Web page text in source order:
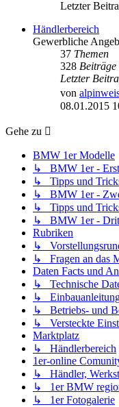
Letzter
Händlerbereich
Gewerbliche
37 Themen
328 Beiträge
Letzter
von
08.01.2015
Gehe zu
BMW 1er Modelle
↳ BMW 1er -
↳ Tipps und
↳ BMW 1er -
↳ Tipps und
↳ BMW 1er -
Rubriken
↳
↳ Fragen an das
Daten Facts und
↳ Technische
↳
↳ Betriebs- und
↳ Versteckte
Marktplatz
↳ Händlerbereich
1er-online
↳ Händler,
↳ 1er BMW
↳ 1er Fotogalerie